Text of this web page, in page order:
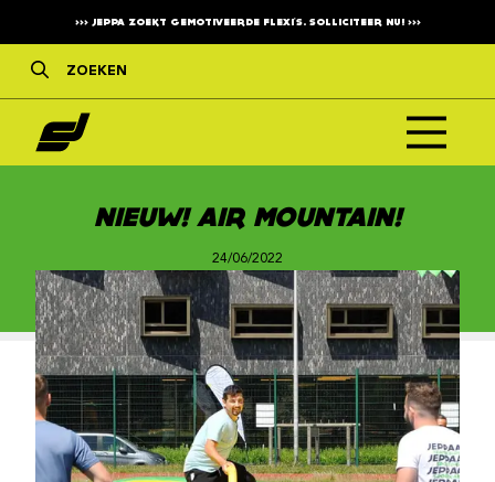
>>> JEPPA ZOEKT GEMOTIVEERDE FLEXI'S. SOLLICITEER NU!>>>
NIEUW! AIR MOUNTAIN!
24/06/2022